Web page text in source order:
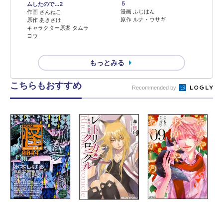
ムしたので…2
作画 さんねこ
原作 あきさけ
キャラクター原案 タムラ
ヨウ
５
漫画 ふじはん
原作 ルナ・ウサギ
もっとみる
こちらもおすすめ Recommended by